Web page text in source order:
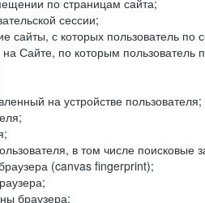
по страницам сайта;
сессии;
сайты, с которых пользователь по
Сайте, по которым пользователь
на устройстве пользователя;
в том числе поисковые
(canvas fingerprint);
браузера;